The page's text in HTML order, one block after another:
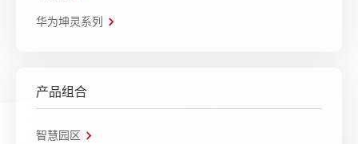
华为坤灵系列
产品组合
智慧园区